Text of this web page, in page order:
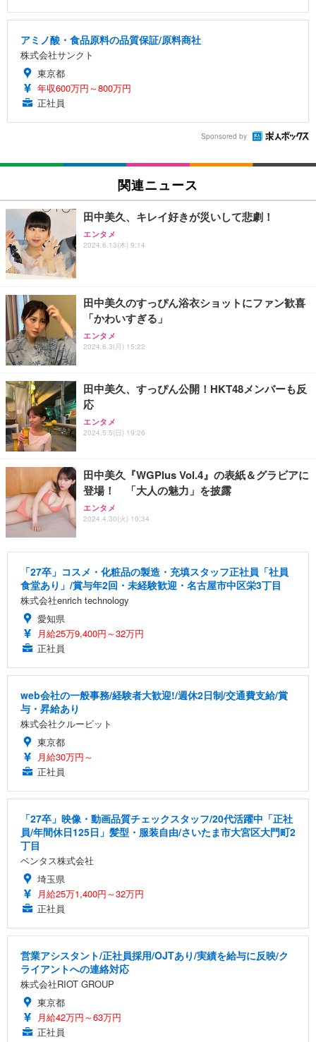
アミノ酸・食品原料の品質保証/原料商社
株式会社サンクト
東京都
年収600万円～800万円
正社員
Sponsored by
関連ニュース
田中美久、キレイ好きが災いして悲劇！
エンタメ
2024.6.13(木) 9:14
田中美久のすっぴん浴衣ショットにファン歓喜
「かわいすぎる」
エンタメ
2024.6.3(月) 15:22
田中美久、すっぴん公開！HKT48メンバーも反
応
エンタメ
2024.5.5(日) 19:26
田中美久『WGPlus Vol.4』の表紙＆グラビアに
登場！ 「大人の魅力」を披露
エンタメ
2024.4.30(火) 10:34
「27卒」コスメ・化粧品の製造・充填スタッフ正社員「社員
食堂あり」/賞与年2回・未経験歓迎・名古屋市中区栄3丁目
株式会社enrich technology
愛知県
月給25万9,400円～32万円
正社員
web会社の一般事務/経験者大歓迎!/週休2日制/交通費支給/賞
与・昇給あり
株式会社クルービット
東京都
月給30万円～
正社員
「27卒」映像・動画品質チェックスタッフ/20代活躍中「正社
員/年間休日125日」髪型・服装自由/さいたま市大宮区大門町2
丁目
ベンタス株式会社
埼玉県
月給25万1,400円～32万円
正社員
営業アシスタント/正社員採用/OJTあり/実績を給与に反映/ク
ライアントへの連絡対応
株式会社RIOT GROUP
東京都
月給42万円～63万円
正社員